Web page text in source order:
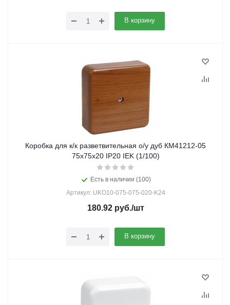
В корзину
Коробка для к/к разветвительная о/у дуб КМ41212-05
75х75х20 IP20 IEK (1/100)
Есть в наличии (100)
Артикул: UKO10-075-075-020-K24
180.92руб./шт
В корзину